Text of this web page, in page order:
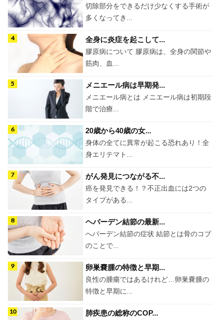
切除部分をできるだけ少なくする手術が
多くなってき...
全身に炎症を起こして...
膠原病について 膠原病は、全身の関節や
筋肉、血...
メニエール病は早期発...
メニエール病とは メニエール病は初期段
階で治療...
20歳から40歳の女...
身体の全てに異常が起こる恐れあり！全
身エリテマト...
がん発見につながる不...
癌を発見できる！？不正出血には2つの
タイプがある...
ヘバーデン結節の最新...
へバーデン結節の症状 結節とは骨のコブ
のことで...
卵巣嚢腫の特徴と早期...
良性の腫瘍ではあるけれど…卵巣嚢腫の
特徴と早期に...
肺疾患の総称のCOP...